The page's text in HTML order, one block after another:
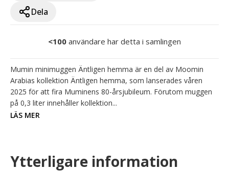
Dela
<100 användare har detta i samlingen
Mumin minimuggen Äntligen hemma är en del av Moomin
Arabias kollektion Äntligen hemma, som lanserades våren
2025 för att fira Muminens 80-årsjubileum. Förutom muggen
på 0,3 liter innehåller kollektion...
LÄS MER
Ytterligare information